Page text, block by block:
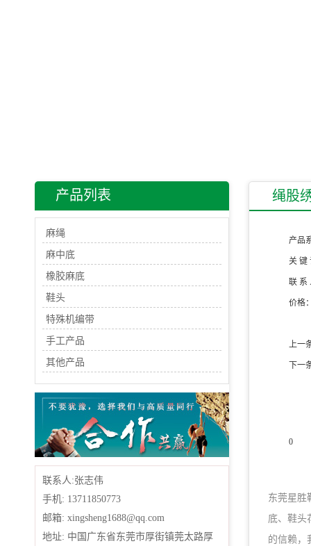
产品列表
麻绳
麻中底
橡胶麻底
鞋头
特殊机编带
手工产品
其他产品
联系人:张志伟
手机: 13711850773
邮箱: xingsheng1688@qq.com
地址: 中国广东省东莞市厚街镇莞太路厚
绳股
产品
关 键
联 系
价格
上一
下一
0
东莞星胜
底、鞋头
的信赖，